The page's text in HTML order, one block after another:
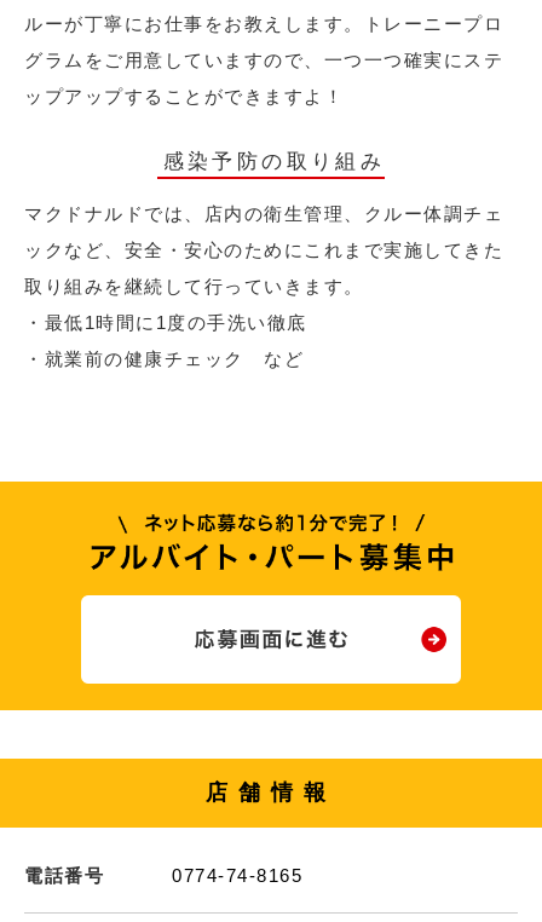
ルーが丁寧にお仕事をお教えします。トレーニープロ
グラムをご用意していますので、一つ一つ確実にステ
ップアップすることができますよ！
感染予防の取り組み
マクドナルドでは、店内の衛生管理、クルー体調チェ
ックなど、安全・安心のためにこれまで実施してきた
取り組みを継続して行っていきます。
・最低1時間に1度の手洗い徹底
・就業前の健康チェック など
店舗情報
電話番号 0774-74-8165